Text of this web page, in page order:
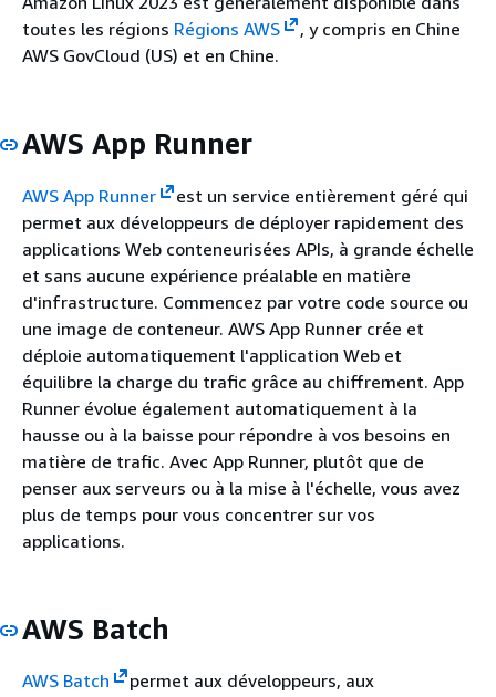
toutes les régions Régions AWS
, y compris en Chine
AWS GovCloud (US) et en Chine.
AWS App Runner
AWS App Runner
est un service entièrement géré qui
permet aux développeurs de déployer rapidement des
applications Web conteneurisées APIs, à grande échelle
et sans aucune expérience préalable en matière
d'infrastructure. Commencez par votre code source ou
une image de conteneur. AWS App Runner crée et
déploie automatiquement l'application Web et
équilibre la charge du trafic grâce au chiffrement. App
Runner évolue également automatiquement à la
hausse ou à la baisse pour répondre à vos besoins en
matière de trafic. Avec App Runner, plutôt que de
penser aux serveurs ou à la mise à l'échelle, vous avez
plus de temps pour vous concentrer sur vos
applications.
AWS Batch
AWS Batch
permet aux développeurs, aux